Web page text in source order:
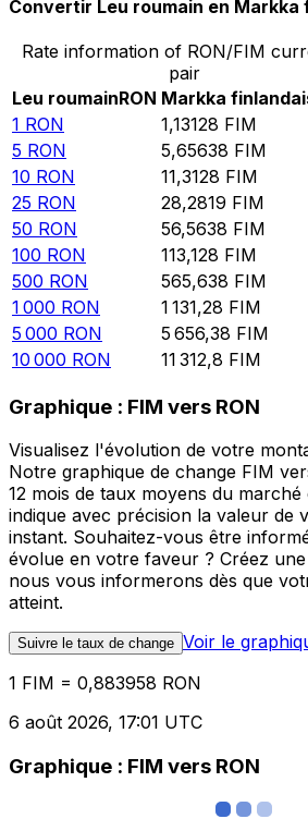
Convertir Leu roumain en Markka
Rate information of RON/FIM
pair
Leu roumainRON Markka
1 RON 1,13128 FIM
5 RON 5,65638 FIM
10 RON 11,3128 FIM
25 RON 28,2819 FIM
50 RON 56,5638 FIM
100 RON 113,128 FIM
500 RON 565,638 FIM
1 000 RON 1 131,28 FIM
5 000 RON 5 656,38 FIM
10 000 RON 11 312,8 FIM
Graphique : FIM vers RON
Visualisez l'évolution de votre
Notre graphique de change FIM
12 mois de taux moyens du
indique avec précision la valeur de
instant. Souhaitez-vous être
évolue en votre faveur ? Créez
nous vous informerons dès que
atteint.
Suivre le taux de change Voir le
1 FIM = 0,883958 RON
6 août 2026, 17:01 UTC
Graphique : FIM vers RON